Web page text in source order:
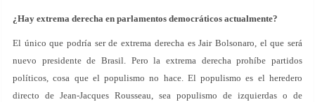
¿Hay extrema derecha en parlamentos democráticos actualmente?
El único que podría ser de extrema derecha es Jair Bolsonaro, el que será
nuevo presidente de Brasil. Pero la extrema derecha prohíbe partidos
políticos, cosa que el populismo no hace. El populismo es el heredero
directo de Jean-Jacques Rousseau, sea populismo de izquierdas o de